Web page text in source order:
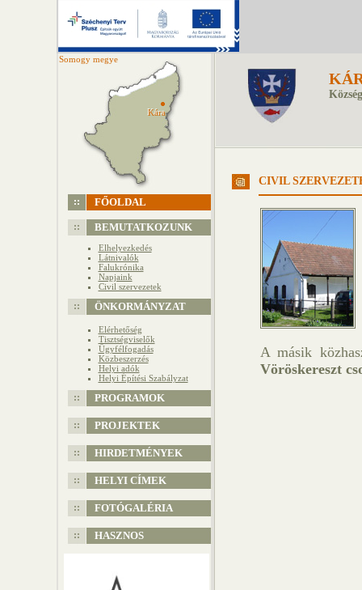
Somogy megye
Kára
Kára
FŐOLDAL
BEMUTATKOZUNK
Elhelyezkedés
Látnivalók
Falukrónika
Napjaink
Civil szervezetek
ÖNKORMÁNYZAT
Elérhetőség
Tisztségviselők
Ügyfélfogadás
Közbeszerzés
Helyi adók
Helyi Építési Szabályzat
PROGRAMOK
PROJEKTEK
HIRDETMÉNYEK
HELYI CÍMEK
FOTÓGALÉRIA
HASZNOS
CIVIL
A másik
Vöröskereszt